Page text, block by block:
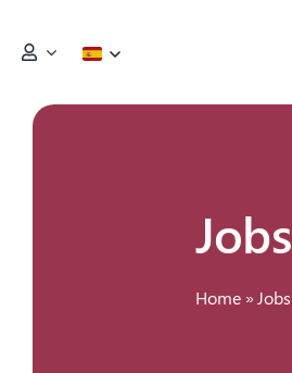
Jobs
Home»Jobs